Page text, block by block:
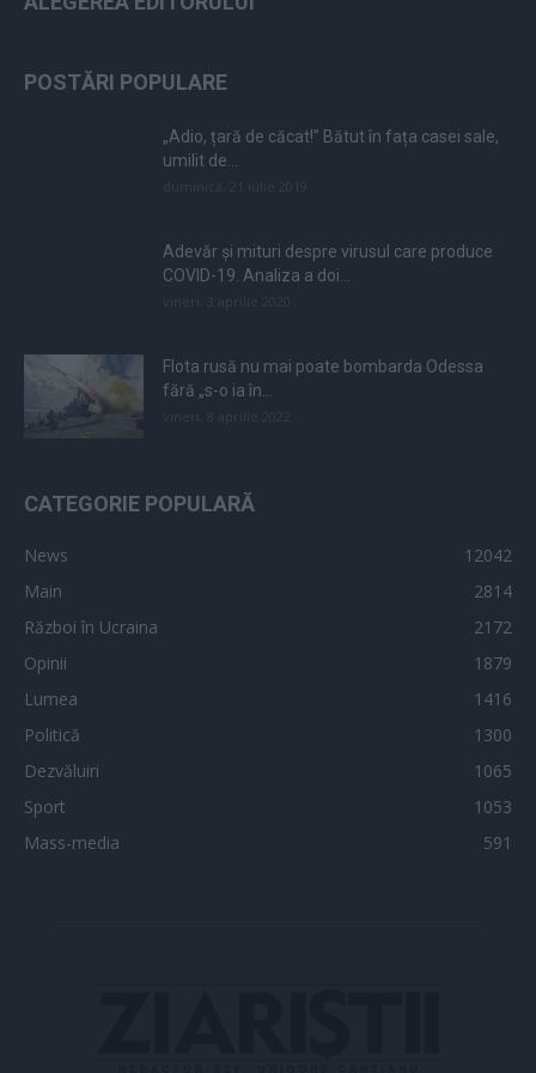
POSTĂRI POPULARE
„Adio, țară de căcat!” Bătut în fața casei sale,
umilit de...
Adevăr și mituri despre virusul care produce
COVID-19. Analiza a doi...
Flota rusă nu mai poate bombarda Odessa
fără „s-o ia în...
CATEGORIE POPULARĂ
News
12042
Main
2814
Război în Ucraina
2172
Opinii
1879
Lumea
1416
Politică
1300
Dezvăluiri
1065
Sport
1053
Mass-media
591